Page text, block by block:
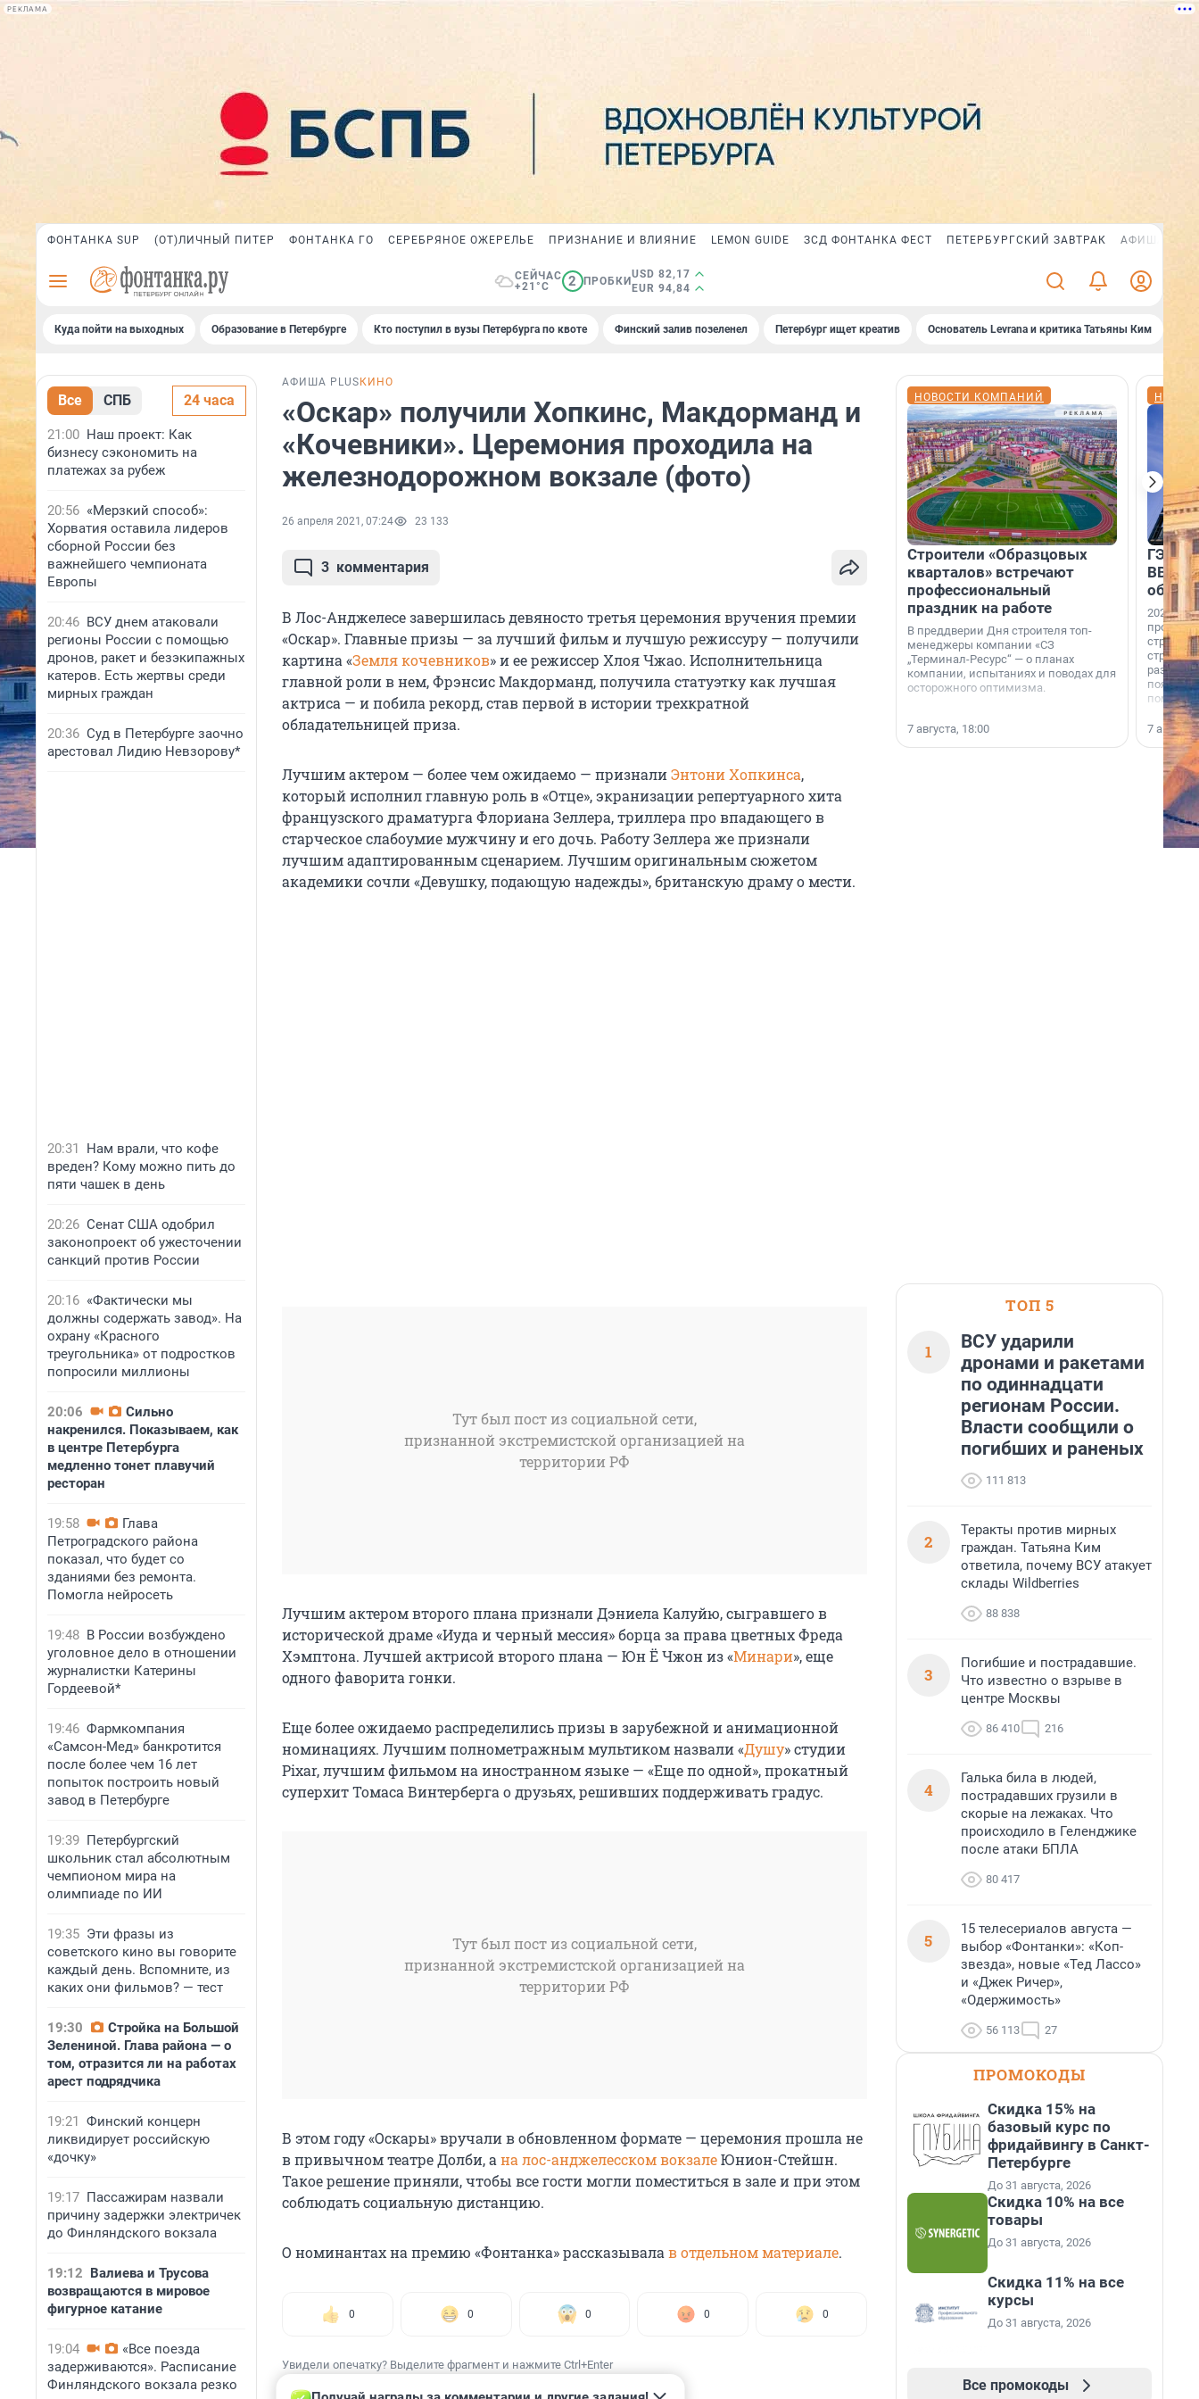
РЕКЛАМА
ФОНТАНКА SUP (ОТ)ЛИЧНЫЙ ПИТЕР ФОНТАНКА ГО СЕРЕБРЯНОЕ ОЖЕРЕЛЬЕ ПРИЗНАНИЕ И ВЛИЯНИЕ LEMON GUIDE ЗСД ФОНТАНКА ФЕСТ ПЕТЕРБУРГСКИЙ ЗАВТРАК АФИША PLUS
СЕЙЧАС
+21°C
2 ПРОБКИ
USD 82,17
EUR 94,84
Куда пойти на выходных Образование в Петербурге Кто поступил в вузы Петербурга по квоте Финский залив позеленел Петербург ищет креатив Основатель Levrana и критика Татьяны Ким
Все СПБ 24 часа
21:00 Наш проект: Как
бизнесу сэкономить на
платежах за рубеж
20:56 «Мерзкий способ»:
Хорватия оставила лидеров
сборной России без
важнейшего чемпионата
Европы
20:46 ВСУ днем атаковали
регионы России с помощью
дронов, ракет и безэкипажных
катеров. Есть жертвы среди
мирных граждан
20:36 Суд в Петербурге заочно
арестовал Лидию Невзорову*
20:31
Нам врали, что кофе
вреден? Кому можно пить до
пяти чашек в день
20:26 Сенат США одобрил
законопроект об ужесточении
санкций против России
20:16 «Фактически мы
должны содержать завод». На
охрану «Красного
треугольника» от подростков
попросили миллионы
20:06
Сильно
накренился. Показываем, как
в центре Петербурга
медленно тонет плавучий
ресторан
19:58
Глава
Петроградского района
показал, что будет со
зданиями без ремонта.
Помогла нейросеть
19:48 В России возбуждено
уголовное дело в отношении
журналистки Катерины
Гордеевой*
19:46 Фармкомпания
«Самсон-Мед» банкротится
после более чем 16 лет
попыток построить новый
завод в Петербурге
19:39 Петербургский
школьник стал абсолютным
чемпионом мира на
олимпиаде по ИИ
19:35 Эти фразы из
советского кино вы говорите
каждый день. Вспомните, из
каких они фильмов? — тест
19:30
Стройка на Большой
Зелениной. Глава района — о
том, отразится ли на работах
арест подрядчика
19:21 Финский концерн
ликвидирует российскую
«дочку»
19:17 Пассажирам назвали
причину задержки электричек
до Финляндского вокзала
19:12 Валиева и Трусова
возвращаются в мировое
фигурное катание
19:04
«Все поезда
задерживаются». Расписание
Финляндского вокзала резко
АФИША PLUS КИНО
«Оскар» получили Хопкинс, Макдорманд и
«Кочевники». Церемония проходила на
железнодорожном вокзале (фото)
26 апреля 2021, 07:24 23 133
3 комментария
В Лос-Анджелесе завершилась девяносто третья церемония вручения премии
«Оскар». Главные призы — за лучший фильм и лучшую режиссуру — получили
картина «Земля кочевников» и ее режиссер Хлоя Чжао. Исполнительница
главной роли в нем, Фрэнсис Макдорманд, получила статуэтку как лучшая
актриса — и побила рекорд, став первой в истории трехкратной
обладательницей приза.
Лучшим актером — более чем ожидаемо — призналиЭнтони Хопкинса,
который исполнил главную роль в «Отце», экранизации репертуарного хита
французского драматурга Флориана Зеллера, триллера про впадающего в
старческое слабоумие мужчину и его дочь. Работу Зеллера же признали
лучшим адаптированным сценарием. Лучшим оригинальным сюжетом
академики сочли «Девушку, подающую надежды», британскую драму о мести.
Тут был пост из социальной сети,
признанной экстремистской организацией на
территории РФ
Лучшим актером второго плана признали Дэниела Калуйю, сыгравшего в
исторической драме «Иуда и черный мессия» борца за права цветных Фреда
Хэмптона. Лучшей актрисой второго плана — Юн Ё Чжон из «Минари», еще
одного фаворита гонки.
Еще более ожидаемо распределились призы в зарубежной и анимационной
номинациях. Лучшим полнометражным мультиком назвали «Душу» студии
Pixar, лучшим фильмом на иностранном языке — «Еще по одной», прокатный
суперхит Томаса Винтерберга о друзьях, решивших поддерживать градус.
Тут был пост из социальной сети,
признанной экстремистской организацией на
территории РФ
В этом году «Оскары» вручали в обновленном формате — церемония прошла не
в привычном театре Долби, а на лос-анджелесском вокзалеЮнион-Стейшн.
Такое решение приняли, чтобы все гости могли поместиться в зале и при этом
соблюдать социальную дистанцию.
О номинантах на премию «Фонтанка» рассказывала в отдельном материале.
0 0 0 0 0
Увидели опечатку? Выделите фрагмент и нажмите Ctrl+Enter
НОВОСТИ КОМПАНИЙ
Строители «Образцовых
кварталов» встречают
профессиональный
праздник на работе
В преддверии Дня строителя топ-
менеджеры компании «СЗ
„Терминал-Ресурс“ — о планах
компании, испытаниях и поводах для
осторожного оптимизма.
7 августа, 18:00
ГЭС,
ВВП: в
об
2026-й —
раз. В
7
ТОП 5
1
ВСУ ударили
дронами и ракетами
по одиннадцати
регионам России.
Власти сообщили о
погибших и раненых
111 813
2
Теракты против мирных
граждан. Татьяна Ким
ответила, почему ВСУ атакует
склады Wildberries
88 838
3
Погибшие и пострадавшие.
Что известно о взрыве в
центре Москвы
86 410 216
4
Галька била в людей,
пострадавших грузили в
скорые на лежаках. Что
происходило в Геленджике
после атаки БПЛА
80 417
5
15 телесериалов августа —
выбор «Фонтанки»: «Коп-
звезда», новые «Тед Лассо»
и «Джек Ричер»,
«Одержимость»
56 113 27
ПРОМОКОДЫ
Скидка 15% на
базовый курс по
фридайвингу в Санкт-
Петербурге
До 31 августа, 2026
Скидка 10% на все
товары
До 31 августа, 2026
Скидка 11% на все
курсы
До 31 августа, 2026
Все промокоды